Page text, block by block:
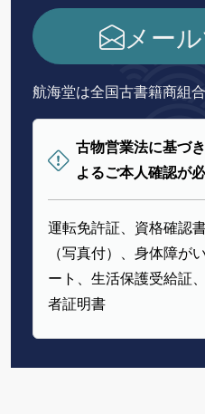
メー
航海堂は全国古書籍商組
古物営業法に基づ
よるご本人確認が
運転免許証、資格確認
（写真付）、身体障が
ート、生活保護受給証
者証明書